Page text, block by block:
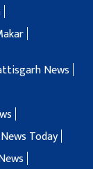
News
Today